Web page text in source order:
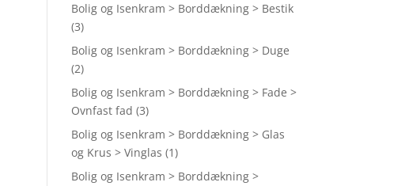
Bolig og Isenkram > Borddækning > Bestik
(3)
Bolig og Isenkram > Borddækning > Duge
(2)
Bolig og Isenkram > Borddækning > Fade >
Ovnfast fad (3)
Bolig og Isenkram > Borddækning > Glas
og Krus > Vinglas (1)
Bolig og Isenkram > Borddækning >